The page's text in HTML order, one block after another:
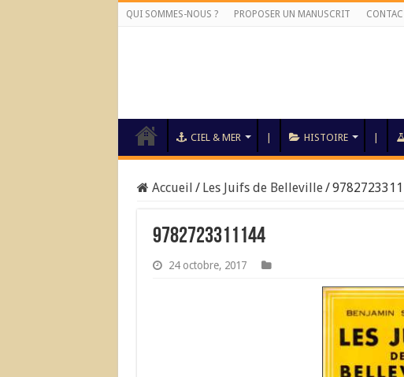
QUI SOMMES-NOUS ? PROPOSER UN MANUSCRIT
CIEL & MER HISTOIRE
Accueil / Les Juifs de Belleville/
9782723311144
24 octobre, 2017